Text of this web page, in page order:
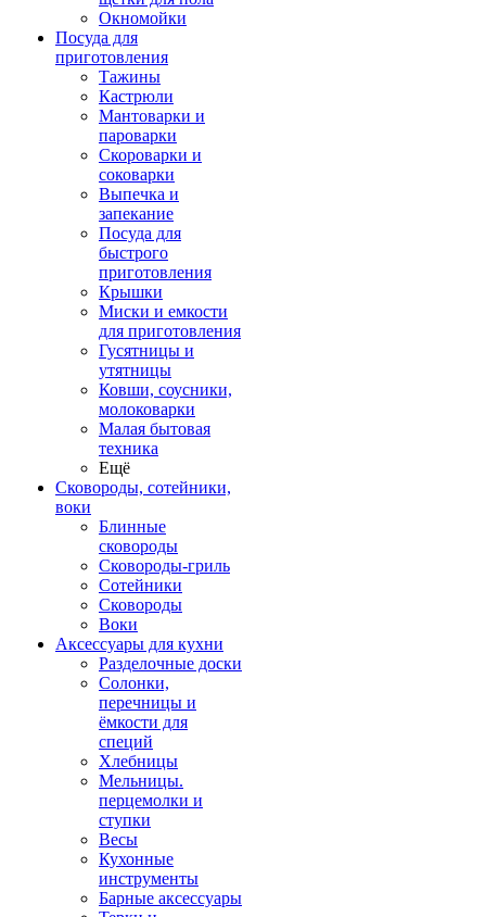
Окномойки
Посуда для
приготовления
Тажины
Кастрюли
Мантоварки и
пароварки
Скороварки и
соковарки
Выпечка и
запекание
Посуда для
быстрого
приготовления
Крышки
Миски и емкости
для приготовления
Гусятницы и
утятницы
Ковши, соусники,
молоковарки
Малая бытовая
техника
Ещё
Сковороды, сотейники,
воки
Блинные
сковороды
Сковороды-гриль
Сотейники
Сковороды
Воки
Аксессуары для кухни
Разделочные доски
Солонки,
перечницы и
ёмкости для
специй
Хлебницы
Мельницы.
перцемолки и
ступки
Весы
Кухонные
инструменты
Барные аксессуары